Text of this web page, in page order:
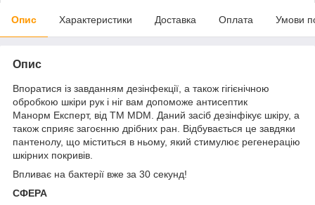
Опис Характеристики Доставка Оплата Умови
Опис
Впоратися із завданням дезінфекції, а також гігієнічною
обробкою шкіри рук і ніг вам допоможе антисептик
Манорм Експерт, від ТМ MDM. Даний засіб дезінфікує шкіру, а
також сприяє загоєнню дрібних ран. Відбувається це завдяки
пантенолу, що міститься в ньому, який стимулює регенерацію
шкірних покривів.
Впливає на бактерії вже за 30 секунд!
СФЕРА